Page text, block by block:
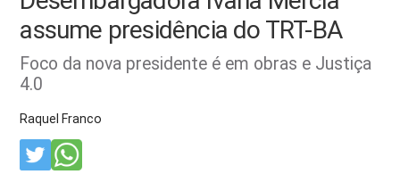
assume presidência do TRT-BA
Foco da nova presidente é em obras e Justiça
4.0
Raquel Franco